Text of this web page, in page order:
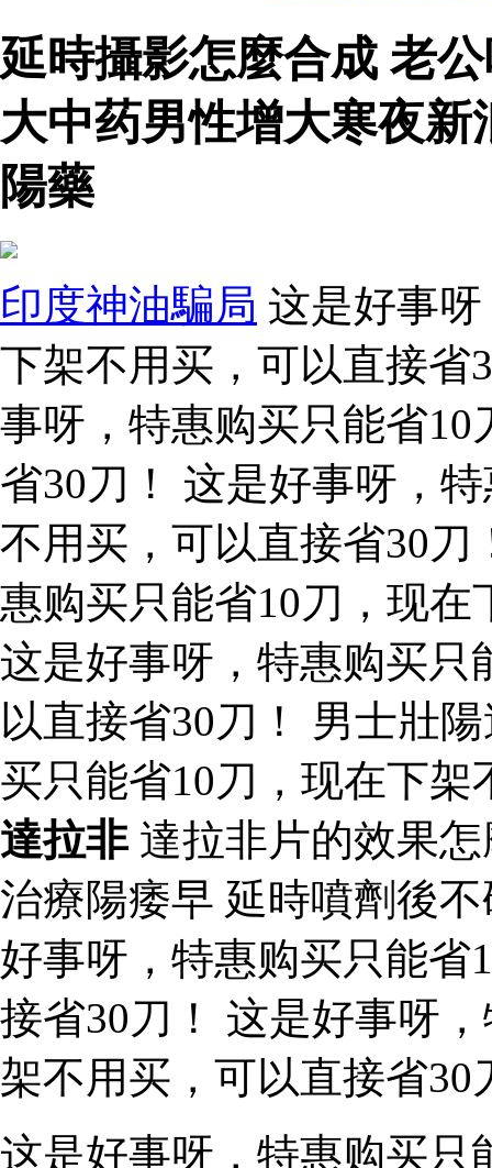
延時攝影怎麼合成 老
大中药男性增大寒夜
陽藥
印度神油騙局 这是好事
下架不用买，可以直接省
事呀，特惠购买只能省
省30刀！ 这是好事呀，
不用买，可以直接省30
惠购买只能省10刀，现
这是好事呀，特惠购买只
以直接省30刀！ 男士壯
买只能省10刀，现在下
達拉非達拉非片的效果
治療陽痿早 延時噴劑後
好事呀，特惠购买只能省
接省30刀！ 这是好事呀
架不用买，可以直接省30
这是好事呀，特惠购买只